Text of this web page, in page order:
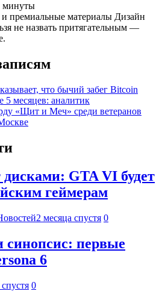
минуты
премиальные материалы Дизайн
не назвать притягательным —
что бычий забег Bitcoin
5 месяцев: аналитик
«Щит и Меч» среди ветеранов
GTA VI будет
геймерам
2 месяца спустя 0
синопсис: первые
6
0